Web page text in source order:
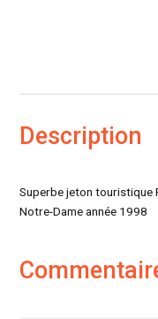
Description
Superbe jeton touristique
Notre-Dame année 1998